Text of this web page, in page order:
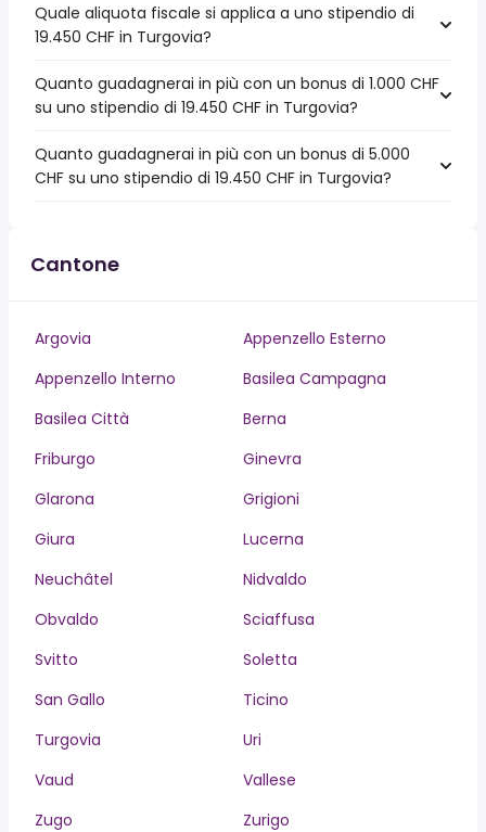
Quale aliquota fiscale si applica a uno stipendio di
19.450 CHF in Turgovia?
Quanto guadagnerai in più con un bonus di 1.000 CHF
su uno stipendio di 19.450 CHF in Turgovia?
Quanto guadagnerai in più con un bonus di 5.000
CHF su uno stipendio di 19.450 CHF in Turgovia?
Cantone
Argovia
Appenzello Esterno
Appenzello Interno
Basilea Campagna
Basilea Città
Berna
Friburgo
Ginevra
Glarona
Grigioni
Giura
Lucerna
Neuchâtel
Nidvaldo
Obvaldo
Sciaffusa
Svitto
Soletta
San Gallo
Ticino
Turgovia
Uri
Vaud
Vallese
Zugo
Zurigo